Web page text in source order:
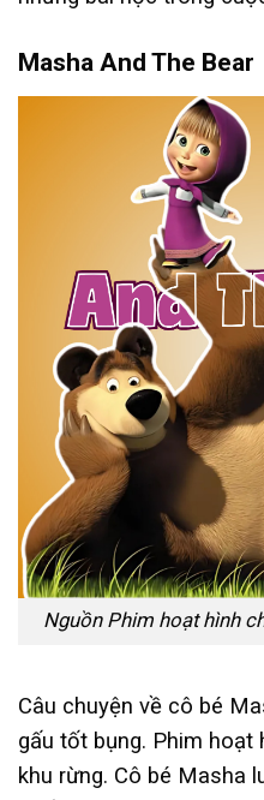
Masha And The Bear
Nguồn Phim hoạt hình
Câu chuyện về cô bé
gấu tốt bụng. Phim hoạt
khu rừng. Cô bé Masha